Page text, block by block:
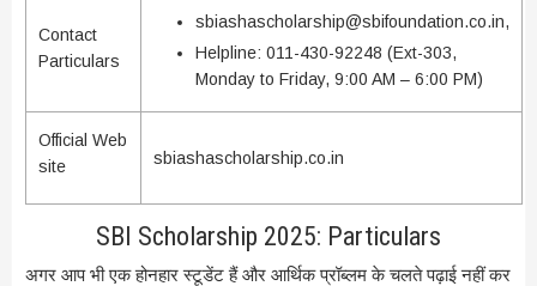
Contact
Particulars
sbiashascholarship@sbifoundation.co.in,
Helpline: 011-430-92248 (Ext-303,
Monday to Friday, 9:00 AM – 6:00 PM)
Official Web
site
sbiashascholarship.co.in
SBI Scholarship 2025: Particulars
अगर आप भी एक होनहार स्टूडेंट हैं और आर्थिक प्रॉब्लम के चलते पढ़ाई नहीं कर